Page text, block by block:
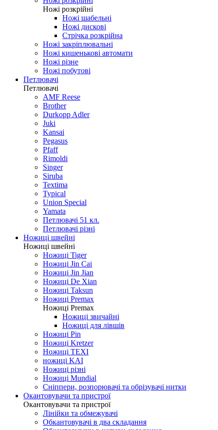
Ножі розкрійні
Ножі шабельні
Ножі дискові
Стрічка розкрійна
Ножі закріплювальні
Ножі кишенькові автомати
Ножі різне
Ножі побутові
Петлювачі
Петлювачі
AMF Reese
Brother
Durkopp Adler
Juki
Kansai
Pegasus
Pfaff
Rimoldi
Singer
Siruba
Textima
Typical
Union Special
Yamata
Петлювачі 51 кл.
Петлювачі різні
Ножиці швейні
Ножиці швейні
Ножиці Tiger
Ножиці Jin Cai
Ножиці Jin Jian
Ножиці De Xian
Ножиці Taksun
Ножиці Premax
Ножиці Premax
Ножиці звичайні
Ножиці для лівшів
Ножиці Pin
Ножиці Kretzer
Ножиці TEXI
ножиці KAI
Ножиці різні
Ножиці Mundial
Сніппери, розпорювачі та обрізувачі нитки
Окантовувачи та пристрої
Окантовувачи та пристрої
Лінійки та обмежувачі
Обкантовувачі в два складання